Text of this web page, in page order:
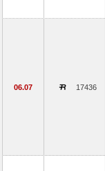
06.07 17436